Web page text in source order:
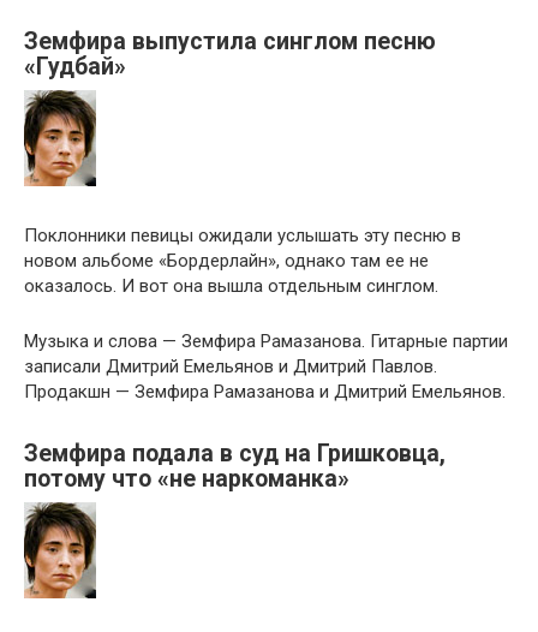
Земфира выпустила синглом песню
«Гудбай»
Поклонники певицы ожидали услышать эту песню в
новом альбоме «Бордерлайн», однако там ее не
оказалось. И вот она вышла отдельным синглом.
Музыка и слова — Земфира Рамазанова. Гитарные партии
записали Дмитрий Емельянов и Дмитрий Павлов.
Продакшн — Земфира Рамазанова и Дмитрий Емельянов.
Земфира подала в суд на Гришковца,
потому что «не наркоманка»